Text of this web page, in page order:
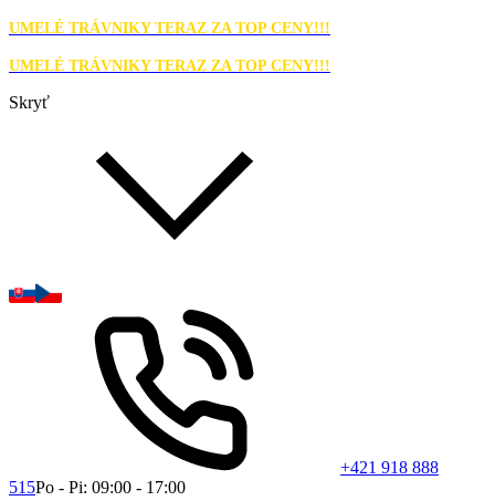
UMELÉ TRÁVNIKY TERAZ ZA TOP CENY!!!
UMELÉ TRÁVNIKY TERAZ ZA TOP CENY!!!
Skryť
+421 918 888
515Po - Pi: 09:00 - 17:00